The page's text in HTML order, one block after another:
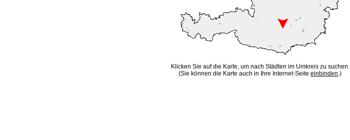
Klicken Sie auf die Karte, um nach Städten im Umkreis zu suchen.
(Sie können die Karte auch in Ihre Internet-Seite einbinden.)